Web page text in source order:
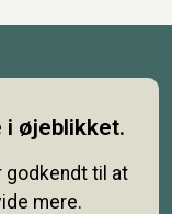
i øjeblikket.
godkendt til at
mere.